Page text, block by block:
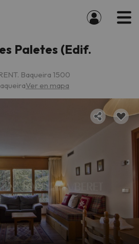
Paletes (Edif.
Baqueira 1500
Ver en mapa